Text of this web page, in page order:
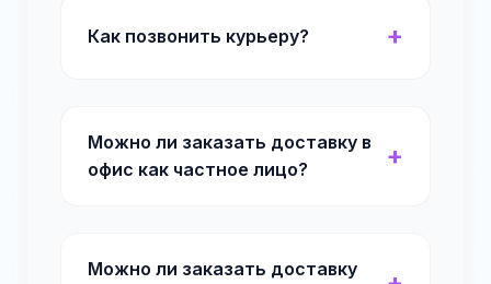
Как позвонить курьеру?
Можно ли заказать доставку в
офис как частное лицо?
Можно ли заказать доставку